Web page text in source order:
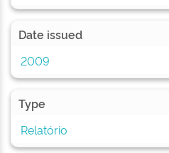
Date issued
2009
Type
Relatório